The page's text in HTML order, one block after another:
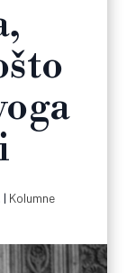
| Kolumne